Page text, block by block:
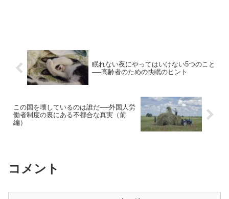
眠れない夜にやってはいけない5つのこと
──高齢者のための快眠のヒント
この国を壊しているのは誰だ──外国人労
働者制度の裏にある不都合な真実（前
編）
コメント